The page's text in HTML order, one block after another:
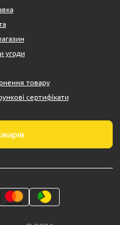
угоди
товару
сертифікати